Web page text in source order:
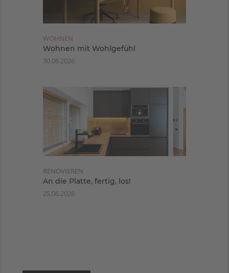
WOHNEN
Wohnen mit Wohlgefühl
30.06.2026
RENOVIEREN
An die Platte, fertig, los!
25.06.2026